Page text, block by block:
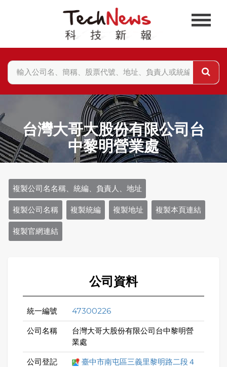
台灣大哥大股份有限公司台
中黎明營業處
複製公司名名稱、統編、負責人、地址
複製公司名稱 複製統編 複製地址 複製本頁連結
複製官網連結
公司資料
統一編號 47300226
公司名稱
台灣大哥大股份有限公司台中黎明營
業處
公司登記
臺中市南屯區三義里黎明路二段４